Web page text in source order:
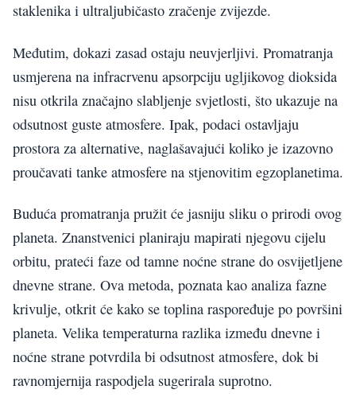
staklenika i ultraljubičasto zračenje zvijezde.
Međutim, dokazi zasad ostaju neuvjerljivi. Promatranja
usmjerena na infracrvenu apsorpciju ugljikovog dioksida
nisu otkrila značajno slabljenje svjetlosti, što ukazuje na
odsutnost guste atmosfere. Ipak, podaci ostavljaju
prostora za alternative, naglašavajući koliko je izazovno
proučavati tanke atmosfere na stjenovitim egzoplanetima.
Buduća promatranja pružit će jasniju sliku o prirodi ovog
planeta. Znanstvenici planiraju mapirati njegovu cijelu
orbitu, prateći faze od tamne noćne strane do osvijetljene
dnevne strane. Ova metoda, poznata kao analiza fazne
krivulje, otkrit će kako se toplina raspoređuje po površini
planeta. Velika temperaturna razlika između dnevne i
noćne strane potvrdila bi odsutnost atmosfere, dok bi
ravnomjernija raspodjela sugerirala suprotno.